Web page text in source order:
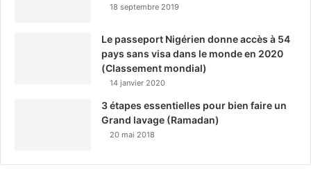
18 septembre 2019
Le passeport Nigérien donne accès à 54
pays sans visa dans le monde en 2020
(Classement mondial)
14 janvier 2020
3 étapes essentielles pour bien faire un
Grand lavage (Ramadan)
20 mai 2018